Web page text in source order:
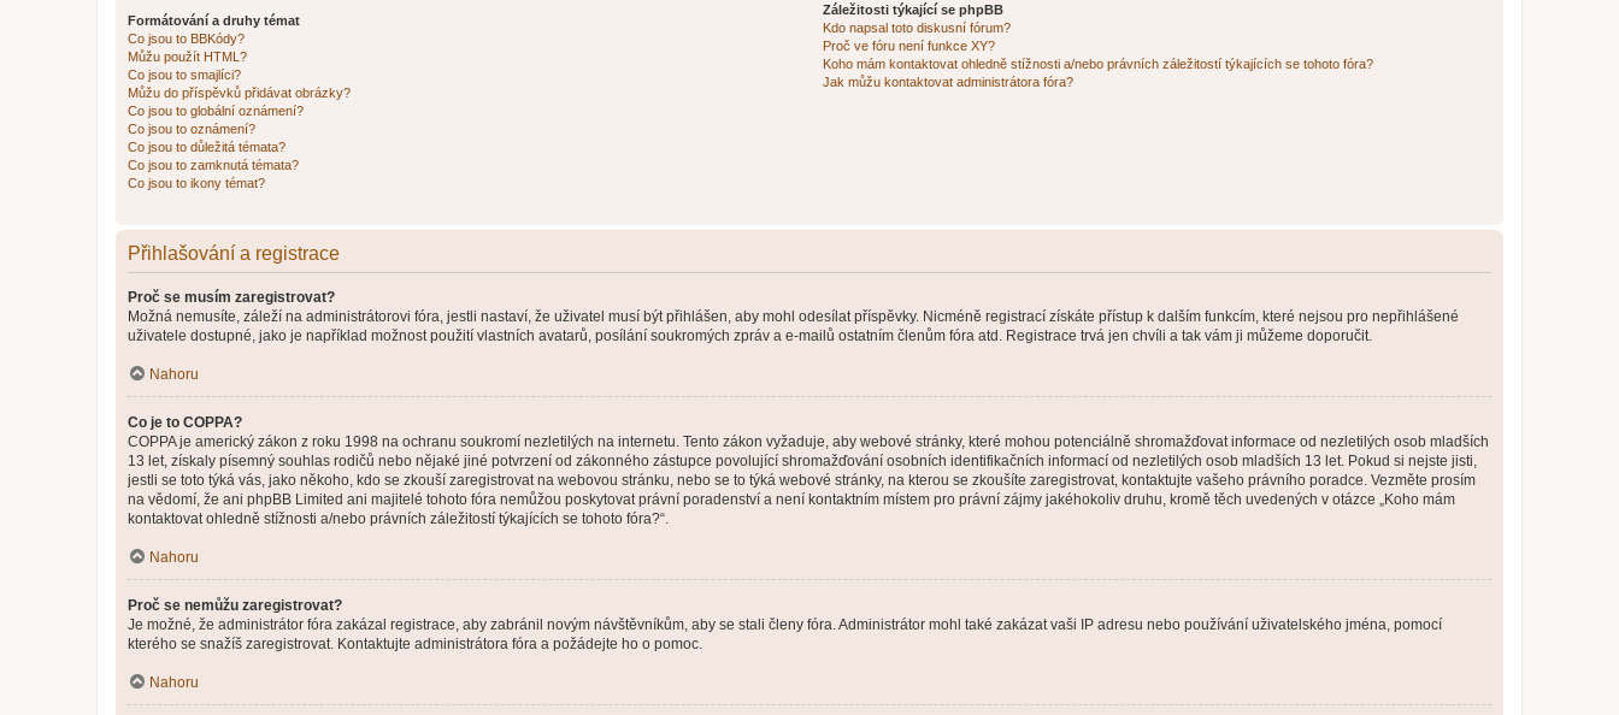
Formátování a druhy témat
Co jsou to BBKódy?
Můžu použít HTML?
Co jsou to smajlíci?
Můžu do příspěvků přidávat obrázky?
Co jsou to globální oznámení?
Co jsou to oznámení?
Co jsou to důležitá témata?
Co jsou to zamknutá témata?
Co jsou to ikony témat?
Záležitosti týkající se phpBB
Kdo napsal toto diskusní fórum?
Proč ve fóru není funkce XY?
Koho mám kontaktovat ohledně stížnosti a/nebo právních záležitostí týkajících se tohoto fóra?
Jak můžu kontaktovat administrátora fóra?
Přihlašování a registrace
Proč se musím zaregistrovat?
Možná nemusíte, záleží na administrátorovi fóra, jestli nastaví, že uživatel musí být přihlášen, aby mohl odesílat příspěvky. Nicméně registrací získáte přístup k dalším funkcím, které nejsou pro nepřihlášené
uživatele dostupné, jako je například možnost použití vlastních avatarů, posílání soukromých zpráv a e-mailů ostatním členům fóra atd. Registrace trvá jen chvíli a tak vám ji můžeme doporučit.
Nahoru
Co je to COPPA?
COPPA je americký zákon z roku 1998 na ochranu soukromí nezletilých na internetu. Tento zákon vyžaduje, aby webové stránky, které mohou potenciálně shromažďovat informace od nezletilých osob mladších
13 let, získaly písemný souhlas rodičů nebo nějaké jiné potvrzení od zákonného zástupce povolující shromažďování osobních identifikačních informací od nezletilých osob mladších 13 let. Pokud si nejste jisti,
jestli se toto týká vás, jako někoho, kdo se zkouší zaregistrovat na webovou stránku, nebo se to týká webové stránky, na kterou se zkoušíte zaregistrovat, kontaktujte vašeho právního poradce. Vezměte prosím
na vědomí, že ani phpBB Limited ani majitelé tohoto fóra nemůžou poskytovat právní poradenství a není kontaktním místem pro právní zájmy jakéhokoliv druhu, kromě těch uvedených v otázce „Koho mám
kontaktovat ohledně stížnosti a/nebo právních záležitostí týkajících se tohoto fóra?“.
Nahoru
Proč se nemůžu zaregistrovat?
Je možné, že administrátor fóra zakázal registrace, aby zabránil novým návštěvníkům, aby se stali členy fóra. Administrátor mohl také zakázat vaši IP adresu nebo používání uživatelského jména, pomocí
kterého se snažíš zaregistrovat. Kontaktujte administrátora fóra a požádejte ho o pomoc.
Nahoru